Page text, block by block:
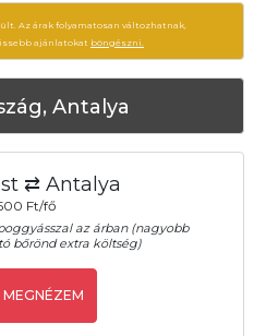
Az árak folyamatosan változhatnak,
ajánlatokat böngészni.
Antalya
⇄ Antalya
Ft/fő
az árban (nagyobb
bőrönd extra költség)
MEGNÉZEM